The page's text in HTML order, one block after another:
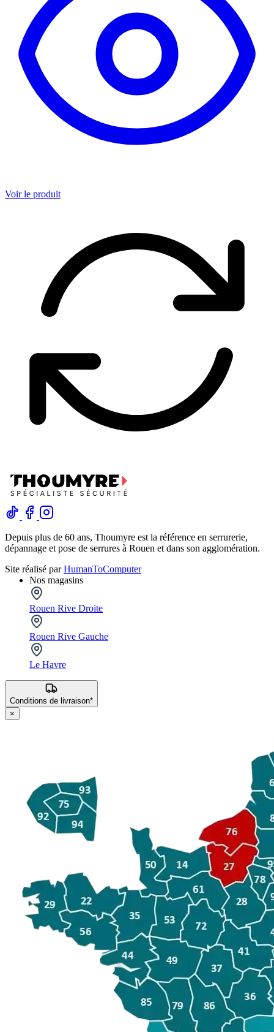
Voir le produit
Depuis plus de 60 ans, Thoumyre est la référence en serrurerie,
dépannage et pose de serrures à Rouen et dans son agglomération.
Site réalisé parHumanToComputer
Nos magasins
Rouen Rive Droite
Rouen Rive Gauche
Le Havre
Conditions de livraison*
×